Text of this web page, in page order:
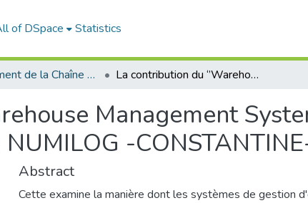
of DSpace Statistics
Management de la Chaîne Logistique (MCL) La contribution du ‘’Warehouse Management System‘’ (WMS) à l'agilité opérationnelle:cas SPA NUMILOG -CONSTANTINE-
Management
-
Abstract
Cette examine la manière dont les systèmes de gestion